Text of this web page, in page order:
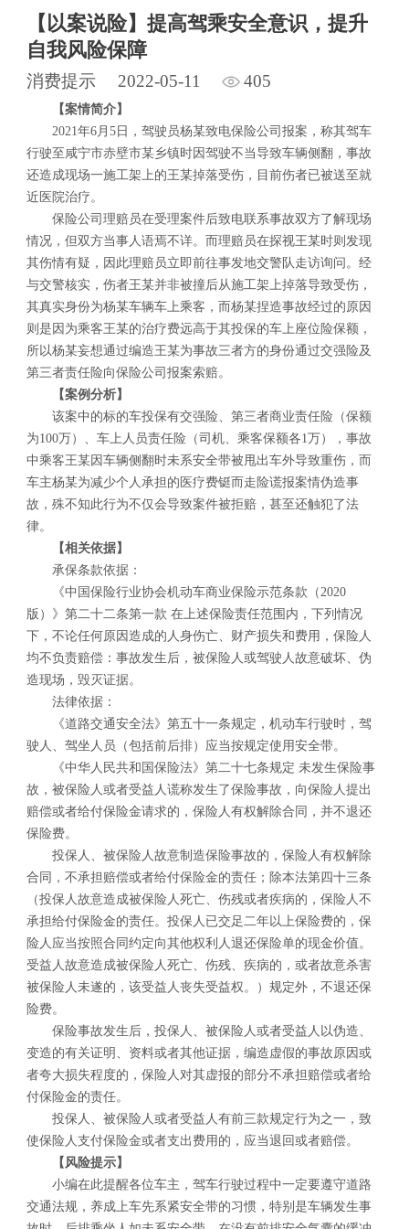
【以案说险】提高驾乘安全意识，提升
自我风险保障
消费提示 2022-05-11 405
【案情简介】
2021年6月5日，驾驶员杨某致电保险公司报案，称其驾车
行驶至咸宁市赤壁市某乡镇时因驾驶不当导致车辆侧翻，事故
还造成现场一施工架上的王某掉落受伤，目前伤者已被送至就
近医院治疗。
保险公司理赔员在受理案件后致电联系事故双方了解现场
情况，但双方当事人语焉不详。而理赔员在探视王某时则发现
其伤情有疑，因此理赔员立即前往事发地交警队走访询问。经
与交警核实，伤者王某并非被撞后从施工架上掉落导致受伤，
其真实身份为杨某车辆车上乘客，而杨某捏造事故经过的原因
则是因为乘客王某的治疗费远高于其投保的车上座位险保额，
所以杨某妄想通过编造王某为事故三者方的身份通过交强险及
第三者责任险向保险公司报案索赔。
【案例分析】
该案中的标的车投保有交强险、第三者商业责任险（保额
为100万）、车上人员责任险（司机、乘客保额各1万），事故
中乘客王某因车辆侧翻时未系安全带被甩出车外导致重伤，而
车主杨某为减少个人承担的医疗费铤而走险谎报案情伪造事
故，殊不知此行为不仅会导致案件被拒赔，甚至还触犯了法
律。
【相关依据】
承保条款依据：
《中国保险行业协会机动车商业保险示范条款（2020
版）》第二十二条第一款 在上述保险责任范围内，下列情况
下，不论任何原因造成的人身伤亡、财产损失和费用，保险人
均不负责赔偿：事故发生后，被保险人或驾驶人故意破坏、伪
造现场，毁灭证据。
法律依据：
《道路交通安全法》第五十一条规定，机动车行驶时，驾
驶人、驾坐人员（包括前后排）应当按规定使用安全带。
《中华人民共和国保险法》第二十七条规定 未发生保险事
故，被保险人或者受益人谎称发生了保险事故，向保险人提出
赔偿或者给付保险金请求的，保险人有权解除合同，并不退还
保险费。
投保人、被保险人故意制造保险事故的，保险人有权解除
合同，不承担赔偿或者给付保险金的责任；除本法第四十三条
（投保人故意造成被保险人死亡、伤残或者疾病的，保险人不
承担给付保险金的责任。投保人已交足二年以上保险费的，保
险人应当按照合同约定向其他权利人退还保险单的现金价值。
受益人故意造成被保险人死亡、伤残、疾病的，或者故意杀害
被保险人未遂的，该受益人丧失受益权。）规定外，不退还保
险费。
保险事故发生后，投保人、被保险人或者受益人以伪造、
变造的有关证明、资料或者其他证据，编造虚假的事故原因或
者夸大损失程度的，保险人对其虚报的部分不承担赔偿或者给
付保险金的责任。
投保人、被保险人或者受益人有前三款规定行为之一，致
使保险人支付保险金或者支出费用的，应当退回或者赔偿。
【风险提示】
小编在此提醒各位车主，驾车行驶过程中一定要遵守道路
交通法规，养成上车先系紧安全带的习惯，特别是车辆发生事